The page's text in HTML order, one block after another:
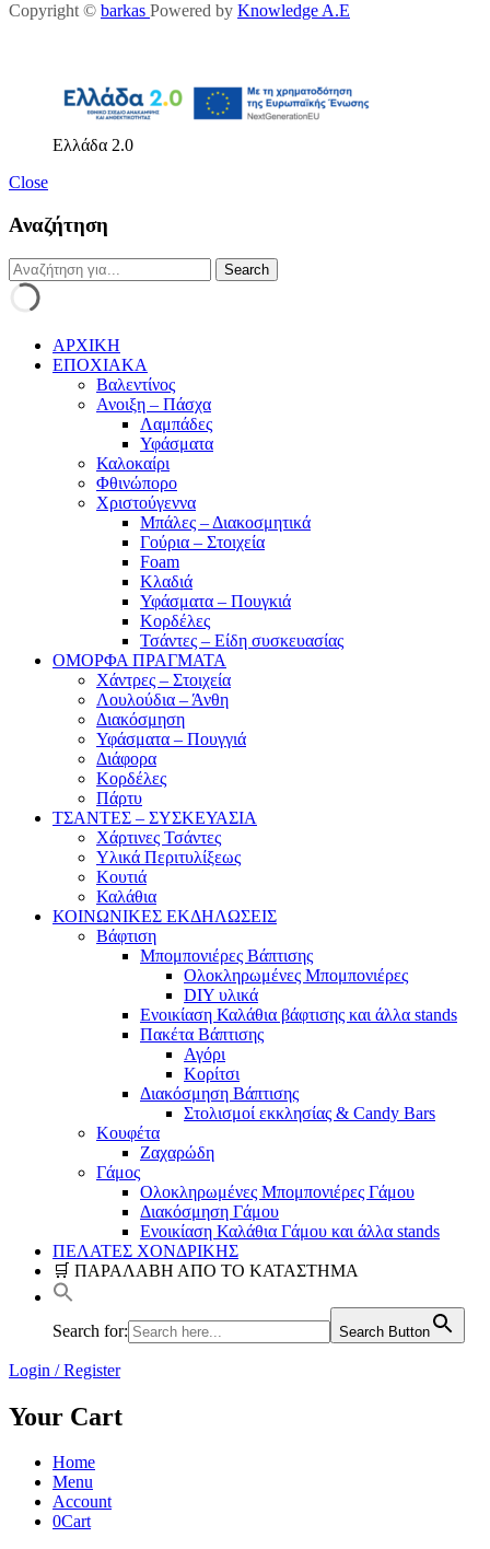
Copyright © barkas Powered by Knowledge A.E
Ελλάδα 2.0
Close
Αναζήτηση
ΑΡΧΙΚΗ
ΕΠΟΧΙΑΚΑ
Βαλεντίνος
Ανοιξη – Πάσχα
Λαμπάδες
Υφάσματα
Καλοκαίρι
Φθινώπορο
Χριστούγεννα
Μπάλες – Διακοσμητικά
Γούρια – Στοιχεία
Foam
Κλαδιά
Υφάσματα – Πουγκιά
Κορδέλες
Τσάντες – Είδη συσκευασίας
ΟΜΟΡΦΑ ΠΡΑΓΜΑΤΑ
Χάντρες – Στοιχεία
Λουλούδια – Άνθη
Διακόσμηση
Υφάσματα – Πουγγιά
Διάφορα
Κορδέλες
Πάρτυ
ΤΣΑΝΤΕΣ – ΣΥΣΚΕΥΑΣΙΑ
Χάρτινες Τσάντες
Υλικά Περιτυλίξεως
Κουτιά
Καλάθια
ΚΟΙΝΩΝΙΚΕΣ ΕΚΔΗΛΩΣΕΙΣ
Βάφτιση
Μπομπονιέρες Βάπτισης
Ολοκληρωμένες Μπομπονιέρες
DIY υλικά
Ενοικίαση Καλάθια βάφτισης και άλλα stands
Πακέτα Βάπτισης
Αγόρι
Κορίτσι
Διακόσμηση Βάπτισης
Στολισμοί εκκλησίας & Candy Bars
Κουφέτα
Ζαχαρώδη
Γάμος
Ολοκληρωμένες Μπομπονιέρες Γάμου
Διακόσμηση Γάμου
Ενοικίαση Καλάθια Γάμου και άλλα stands
ΠΕΛΑΤΕΣ ΧΟΝΔΡΙΚΗΣ
🛒 ΠΑΡΑΛΑΒΗ ΑΠΟ ΤΟ ΚΑΤΑΣΤΗΜΑ
Search for: Search Button
Login / Register
Your Cart
Home
Menu
Account
0Cart